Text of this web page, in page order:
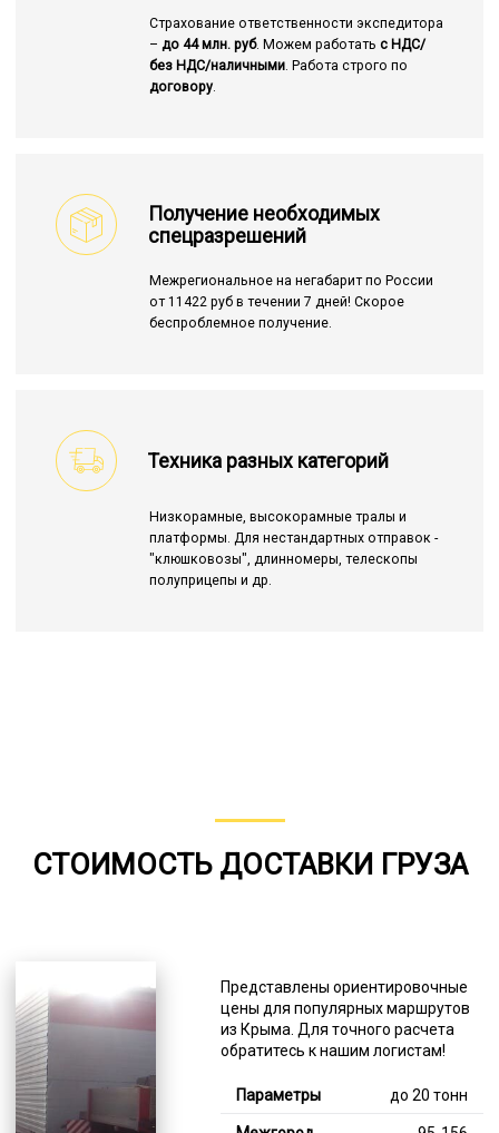
Страхование ответственности экспедитора
– до 44 млн. руб. Можем работать с НДС/
без НДС/наличными. Работа строго по
договору.
Получение необходимых
спецразрешений
Межрегиональное на негабарит по России
от 11422 руб в течении 7 дней! Скорое
беспроблемное получение.
Техника разных категорий
Низкорамные, высокорамные тралы и
платформы. Для нестандартных отправок -
"клюшковозы", длинномеры, телескопы
полуприцепы и др.
СТОИМОСТЬ ДОСТАВКИ ГРУЗА
Представлены ориентировочные
цены для популярных маршрутов
из Крыма. Для точного расчета
обратитесь к нашим логистам!
до 20 тонн